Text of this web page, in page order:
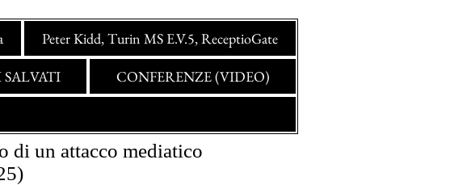
Peter Kidd, Turin MS E.V.5, ReceptioGate
CONFERENZE (VIDEO)
il tuo testo.
di un attacco mediatico